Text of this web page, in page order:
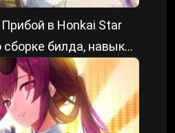
в Honkai Star
сборке билда, навыки